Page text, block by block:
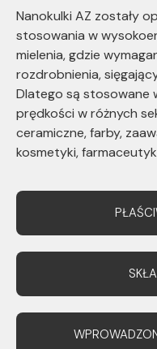
Nanokulki AZ zostały
stosowania w
mielenia, gdzie
rozdrobnienia,
Dlatego są stosowane
prędkości w różnych
ceramiczne, farby,
kosmetyki,